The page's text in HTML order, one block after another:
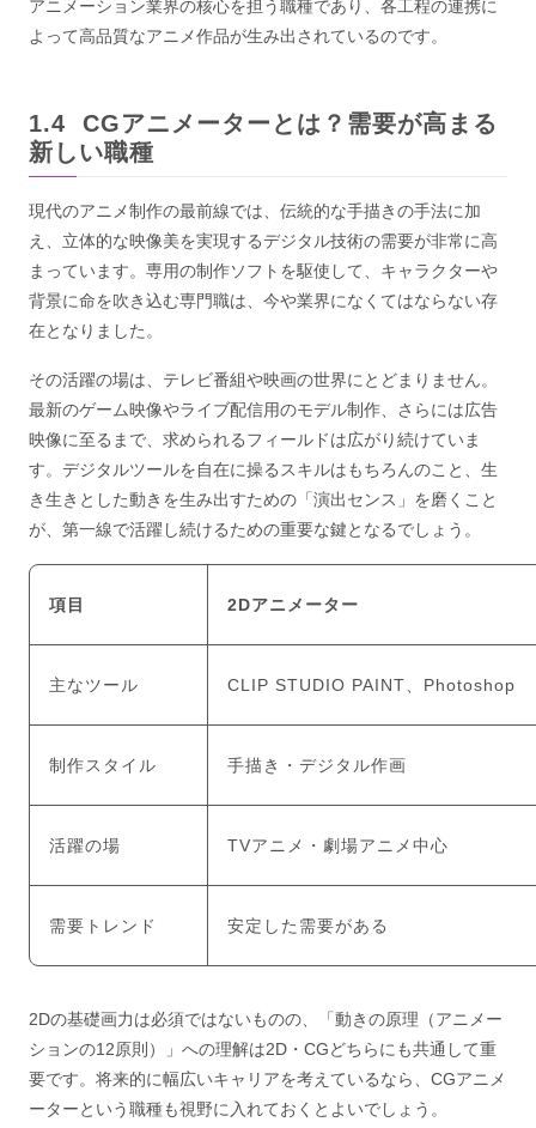
アニメーション業界の核心を担う職種であり、各工程の連携に
よって高品質なアニメ作品が生み出されているのです。
CGアニメーターとは？需要が高まる
新しい職種
現代のアニメ制作の最前線では、伝統的な手描きの手法に加
え、立体的な映像美を実現するデジタル技術の需要が非常に高
まっています。専用の制作ソフトを駆使して、キャラクターや
背景に命を吹き込む専門職は、今や業界になくてはならない存
在となりました。
その活躍の場は、テレビ番組や映画の世界にとどまりません。
最新のゲーム映像やライブ配信用のモデル制作、さらには広告
映像に至るまで、求められるフィールドは広がり続けていま
す。デジタルツールを自在に操るスキルはもちろんのこと、生
き生きとした動きを生み出すための「演出センス」を磨くこと
が、第一線で活躍し続けるための重要な鍵となるでしょう。
項目 2Dアニメーター
主なツール CLIP STUDIO PAINT、Photoshop
制作スタイル 手描き・デジタル作画
活躍の場 TVアニメ・劇場アニメ中心
需要トレンド 安定した需要がある
2Dの基礎画力は必須ではないものの、「動きの原理（アニメー
ションの12原則）」への理解は2D・CGどちらにも共通して重
要です。将来的に幅広いキャリアを考えているなら、CGアニメ
ーターという職種も視野に入れておくとよいでしょう。